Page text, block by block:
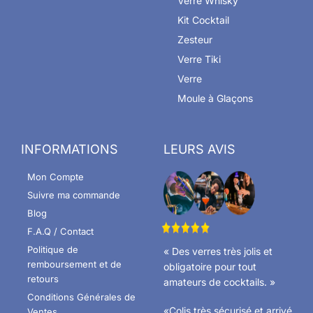
Kit Cocktail
Zesteur
Verre Tiki
Verre
Moule à Glaçons
INFORMATIONS
Mon Compte
Suivre ma commande
Blog
F.A.Q / Contact
Politique de
remboursement et de
retours
Conditions Générales de
LEURS AVIS
« Des verres très jolis et
obligatoire pour tout
amateurs de cocktails. »
«Colis très sécurisé et arrivé